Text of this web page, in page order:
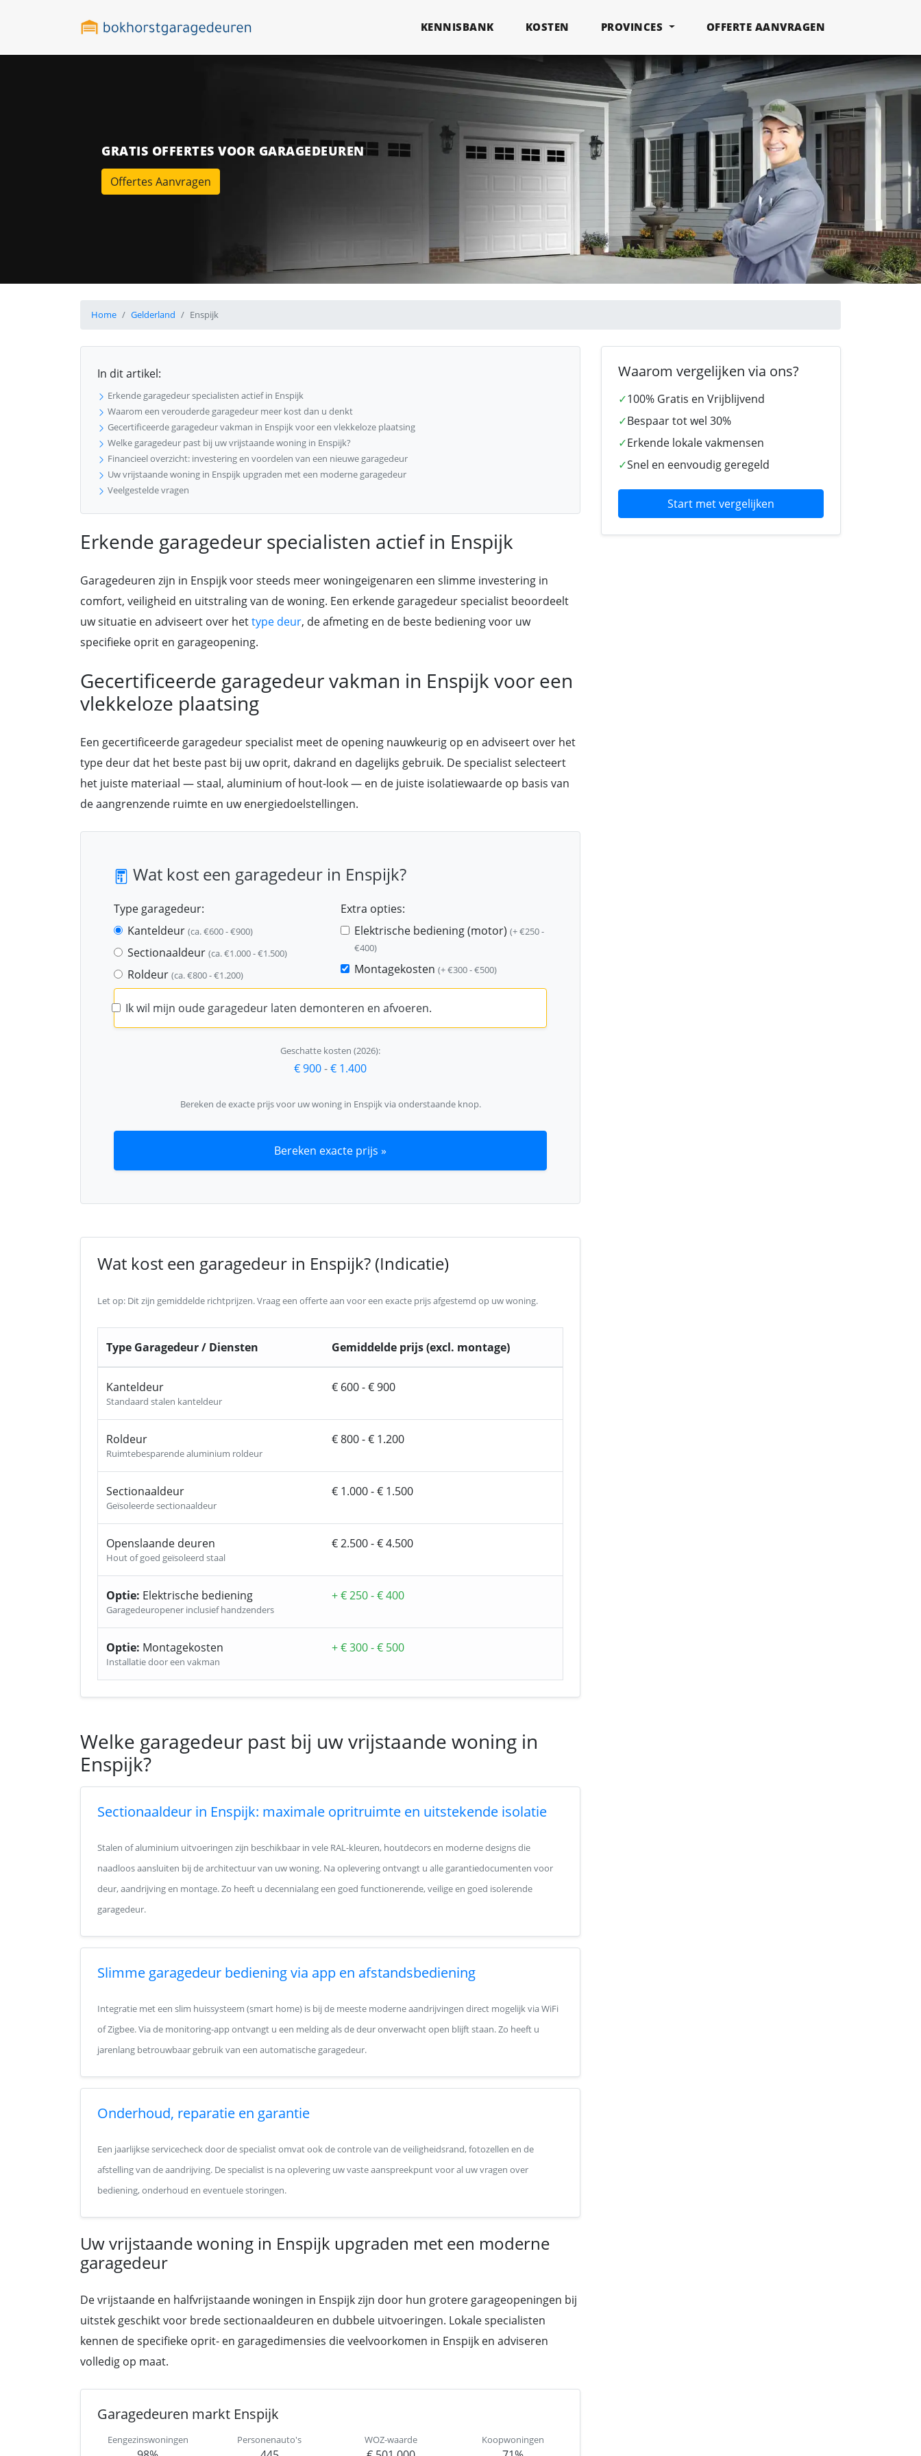
KENNISBANK KOSTEN PROVINCES OFFERTE AANVRAGEN
GRATIS OFFERTES VOOR GARAGEDEUREN
Offertes Aanvragen
Home Gelderland Enspijk
In dit artikel:
Erkende garagedeur specialisten actief in Enspijk
Waarom een verouderde garagedeur meer kost dan u denkt
Gecertificeerde garagedeur vakman in Enspijk voor een vlekkeloze plaatsing
Welke garagedeur past bij uw vrijstaande woning in Enspijk?
Financieel overzicht: investering en voordelen van een nieuwe garagedeur
Uw vrijstaande woning in Enspijk upgraden met een moderne garagedeur
Veelgestelde vragen
Erkende garagedeur specialisten actief in Enspijk
Garagedeuren zijn in Enspijk voor steeds meer woningeigenaren een slimme investering in
comfort, veiligheid en uitstraling van de woning. Een erkende garagedeur specialist beoordeelt
uw situatie en adviseert over hettype deur, de afmeting en de beste bediening voor uw
specifieke oprit en garageopening.
Gecertificeerde garagedeur vakman in Enspijk voor een
vlekkeloze plaatsing
Een gecertificeerde garagedeur specialist meet de opening nauwkeurig op en adviseert over het
type deur dat het beste past bij uw oprit, dakrand en dagelijks gebruik. De specialist selecteert
het juiste materiaal — staal, aluminium of hout-look — en de juiste isolatiewaarde op basis van
de aangrenzende ruimte en uw energiedoelstellingen.
Wat kost een garagedeur in Enspijk?
Type garagedeur:
Kanteldeur (ca. €600 - €900)
Sectionaaldeur (ca. €1.000 - €1.500)
Roldeur (ca. €800 - €1.200)
Extra opties:
Elektrische bediening (motor) (+ €250 -
€400)
Montagekosten (+ €300 - €500)
Ik wil mijn oude garagedeur laten demonteren en afvoeren.
Geschatte kosten (2026):
€ 900-€ 1.400
Bereken de exacte prijs voor uw woning in Enspijk via onderstaande knop.
Bereken exacte prijs »
Wat kost een garagedeur in Enspijk? (Indicatie)
Let op: Dit zijn gemiddelde richtprijzen. Vraag een offerte aan voor een exacte prijs afgestemd op uw woning.
Type Garagedeur / Diensten Gemiddelde prijs (excl. montage)
Kanteldeur
Standaard stalen kanteldeur
€ 600 - € 900
Roldeur
Ruimtebesparende aluminium roldeur
€ 800 - € 1.200
Sectionaaldeur
Geïsoleerde sectionaaldeur
€ 1.000 - € 1.500
Openslaande deuren
Hout of goed geïsoleerd staal
€ 2.500 - € 4.500
Optie: Elektrische bediening
Garagedeuropener inclusief handzenders
+ € 250 - € 400
Optie: Montagekosten
Installatie door een vakman
+ € 300 - € 500
Welke garagedeur past bij uw vrijstaande woning in
Enspijk?
Sectionaaldeur in Enspijk: maximale opritruimte en uitstekende isolatie
Stalen of aluminium uitvoeringen zijn beschikbaar in vele RAL-kleuren, houtdecors en moderne designs die
naadloos aansluiten bij de architectuur van uw woning. Na oplevering ontvangt u alle garantiedocumenten voor
deur, aandrijving en montage. Zo heeft u decennialang een goed functionerende, veilige en goed isolerende
garagedeur.
Slimme garagedeur bediening via app en afstandsbediening
Integratie met een slim huissysteem (smart home) is bij de meeste moderne aandrijvingen direct mogelijk via WiFi
of Zigbee. Via de monitoring-app ontvangt u een melding als de deur onverwacht open blijft staan. Zo heeft u
jarenlang betrouwbaar gebruik van een automatische garagedeur.
Onderhoud, reparatie en garantie
Een jaarlijkse servicecheck door de specialist omvat ook de controle van de veiligheidsrand, fotozellen en de
afstelling van de aandrijving. De specialist is na oplevering uw vaste aanspreekpunt voor al uw vragen over
bediening, onderhoud en eventuele storingen.
Uw vrijstaande woning in Enspijk upgraden met een moderne
garagedeur
De vrijstaande en halfvrijstaande woningen in Enspijk zijn door hun grotere garageopeningen bij
uitstek geschikt voor brede sectionaaldeuren en dubbele uitvoeringen. Lokale specialisten
kennen de specifieke oprit- en garagedimensies die veelvoorkomen in Enspijk en adviseren
volledig op maat.
Garagedeuren markt Enspijk
Eengezinswoningen Personenauto's WOZ-waarde Koopwoningen
Waarom vergelijken via ons?
✓100% Gratis en Vrijblijvend
✓Bespaar tot wel 30%
✓Erkende lokale vakmensen
✓Snel en eenvoudig geregeld
Start met vergelijken